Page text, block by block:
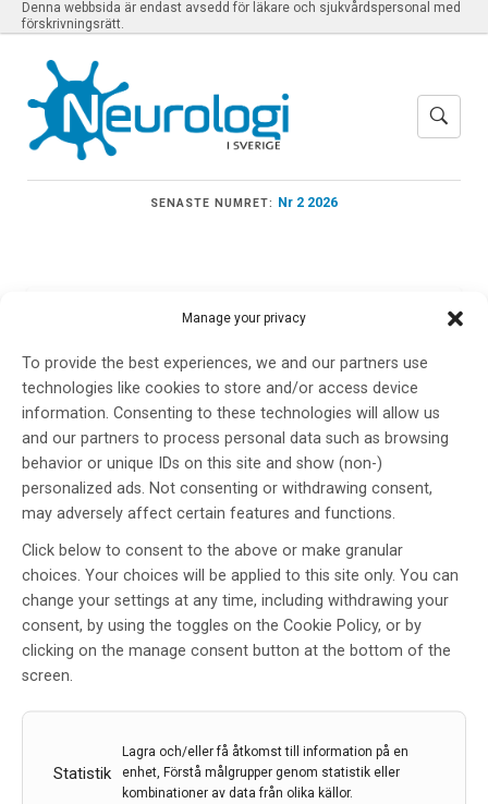
Manage your privacy
To provide the best experiences, we and our partners use
technologies like cookies to store and/or access device
information. Consenting to these technologies will allow us
and our partners to process personal data such as browsing
behavior or unique IDs on this site and show (non-)
personalized ads. Not consenting or withdrawing consent,
may adversely affect certain features and functions.
Click below to consent to the above or make granular
choices. Your choices will be applied to this site only. You can
change your settings at any time, including withdrawing your
consent, by using the toggles on the Cookie Policy, or by
clicking on the manage consent button at the bottom of the
screen.
Statistik
Lagra och/eller få åtkomst till information på en
enhet, Förstå målgrupper genom statistik eller
kombinationer av data från olika källor.
Denna webbsida är endast avsedd för läkare och sjukvårdspersonal med
förskrivningsrätt.
SENASTE NUMRET: Nr 2 2026
Meny
Congress of European
Neurology
Brett utbud av föreläsningar på
1 okt 2014